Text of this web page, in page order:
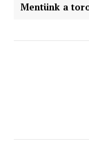
Mentünk a